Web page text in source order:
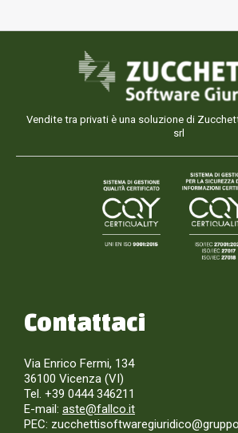
Vendite tra privati è una soluzione di
srl
Contattaci
Via Enrico Fermi, 134
36100 Vicenza (VI)
Tel. +39 0444 346211
E-mail: aste@fallco.it
PEC: